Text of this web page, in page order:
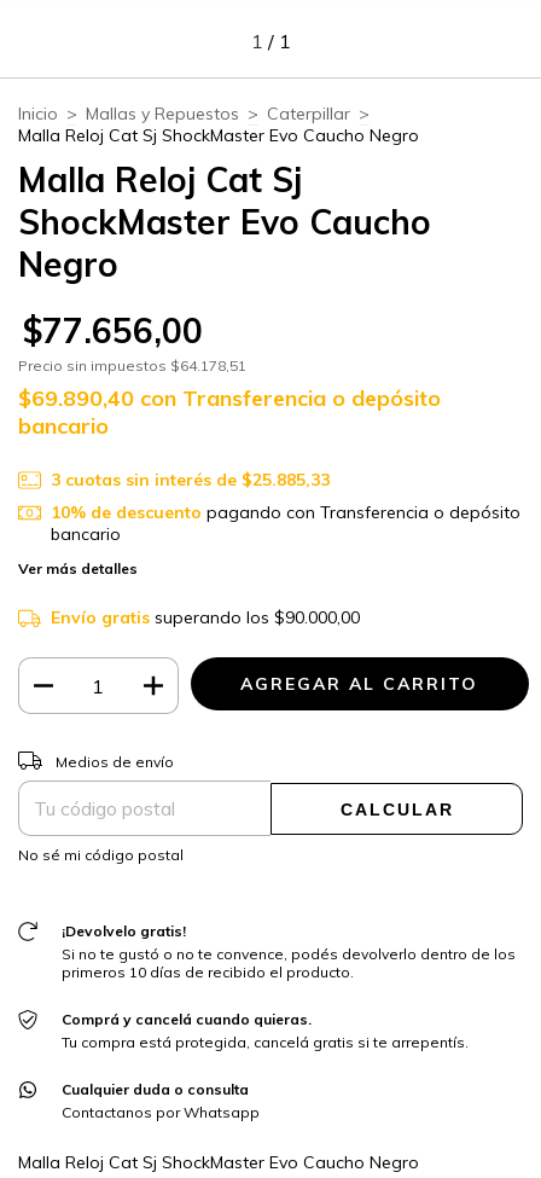
1 / 1
Inicio > Mallas y Repuestos > Caterpillar >
Malla Reloj Cat Sj ShockMaster Evo Caucho Negro
Malla Reloj Cat Sj
ShockMaster Evo Caucho
Negro
$77.656,00
Precio sin impuestos $64.178,51
$69.890,40 con Transferencia o depósito
bancario
3 cuotas sin interés de $25.885,33
10% de descuento pagando con Transferencia o depósito
bancario
Ver más detalles
Envío gratis superando los $90.000,00
Entregas para el CP:
Medios de envío
CALCULAR
No sé mi código postal
¡Devolvelo gratis!
Si no te gustó o no te convence, podés devolverlo dentro de los
primeros 10 días de recibido el producto.
Comprá y cancelá cuando quieras.
Tu compra está protegida, cancelá gratis si te arrepentís.
Cualquier duda o consulta
Contactanos por Whatsapp
Malla Reloj Cat Sj ShockMaster Evo Caucho Negro